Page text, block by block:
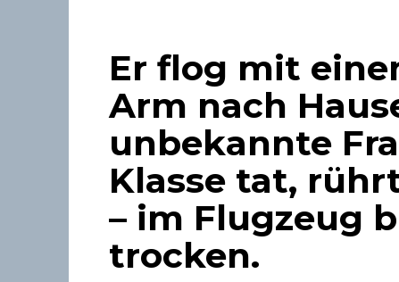
Er flog mit
Arm nach
unbekannte
Klasse tat,
– im Flugzeug
trocken.